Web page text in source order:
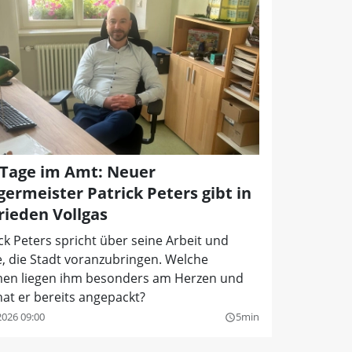
im Amt: Neuer
Patrick Peters gibt in
Vollgas
Peters spricht über seine Arbeit und
die Stadt voranzubringen. Welche
liegen ihm besonders am Herzen und
er bereits angepackt?
09:00 query_builder5min